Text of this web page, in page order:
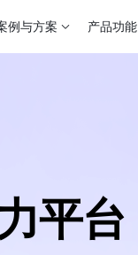
例与方案 产品功能
平台